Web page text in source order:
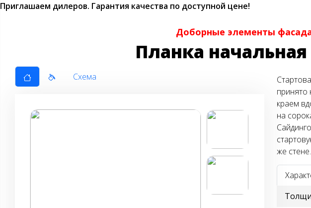
Приглашаем дилеров. Гарантия качества по доступной цене!
Доборные элементы
Планка
Схема
принято
краем
на
же стене.